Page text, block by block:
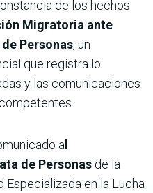
de los hechos
Migratoria ante
Personas, un
que registra lo
y las comunicaciones
al
de Personas de la
Especializada en la Lucha